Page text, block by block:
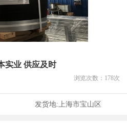
实业 供应及时
浏览次数： 178次
发货地:上海市宝山区